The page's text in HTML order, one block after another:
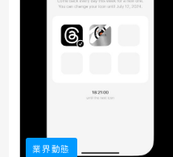
業界動態